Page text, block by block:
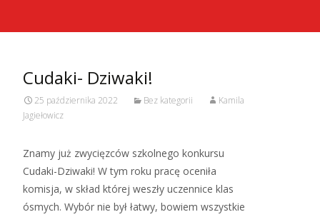
Cudaki- Dziwaki!
25 października 2022 Bez kategorii
Kamila
Jagiełowicz
Znamy już zwycięzców szkolnego konkursu
Cudaki-Dziwaki! W tym roku pracę oceniła
komisja, w skład której weszły uczennice klas
ósmych. Wybór nie był łatwy, bowiem wszystkie